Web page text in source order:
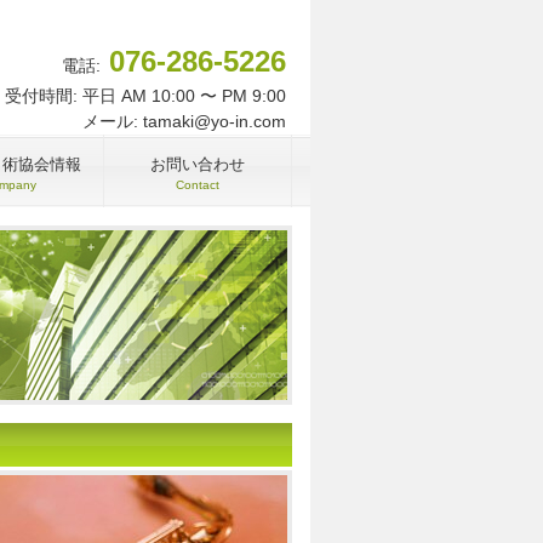
電話: 076-286-5226
受付時間: 平日 AM 10:00 〜 PM 9:00
メール: tamaki@yo-in.com
協会情報 お問い合わせ
Contact